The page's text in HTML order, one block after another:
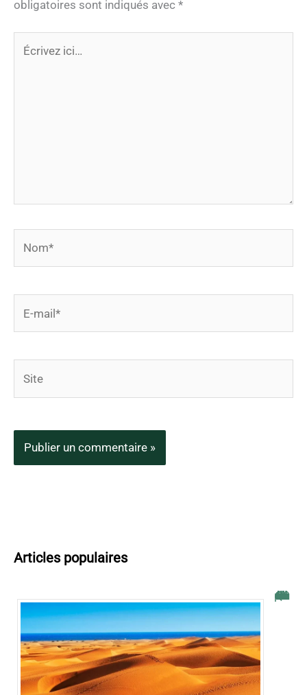
obligatoires sont indiqués avec *
mail*
Articles populaires
Quelle est l’île des Canaries la plus chaude en novembre ?